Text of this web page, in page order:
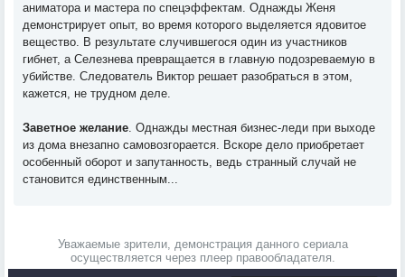
аниматора и мастера по спецэффектам. Однажды Женя
демонстрирует опыт, во время которого выделяется ядовитое
вещество. В результате случившегося один из участников
гибнет, а Селезнева превращается в главную подозреваемую в
убийстве. Следователь Виктор решает разобраться в этом,
кажется, не трудном деле.
Заветное желание. Однажды местная бизнес-леди при выходе
из дома внезапно самовозгорается. Вскоре дело приобретает
особенный оборот и запутанность, ведь странный случай не
становится единственным...
Уважаемые зрители, демонстрация данного сериала
осуществляется через плеер правообладателя.